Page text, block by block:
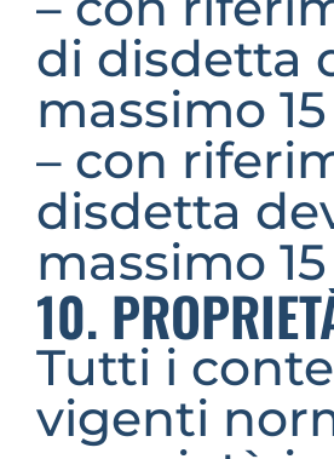
di disdetta
massimo
– con
disdetta
massimo
10.
Tutti i
vigenti